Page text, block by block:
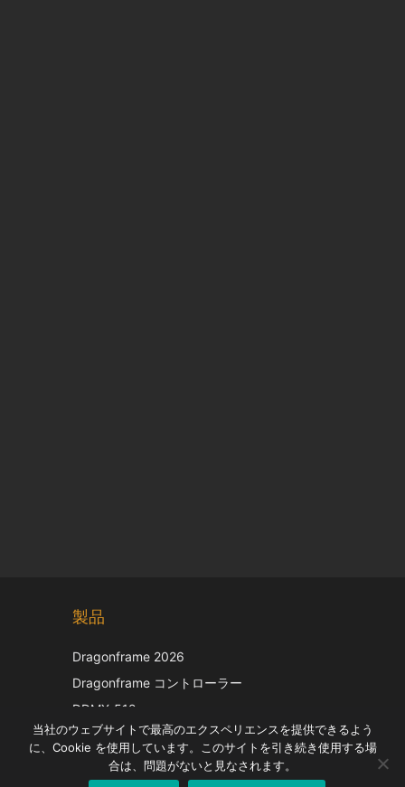
製品
Dragonframe 2026
Dragonframe コントローラー
DDMX-512
DMC-32
EOS LV補正キャップ
当社のウェブサイトで最高のエクスペリエンスを提供できるよう
に、Cookie を使用しています。このサイトを引き続き使用する場
合は、問題がないと見なされます。English
German